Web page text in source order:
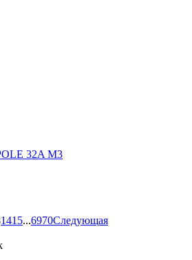
32A M3
1415...6970Следующая